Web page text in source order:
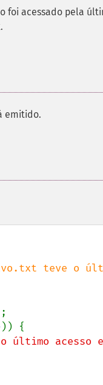
foi acessado pela
emitido.
teve o
;
)) {
último acesso